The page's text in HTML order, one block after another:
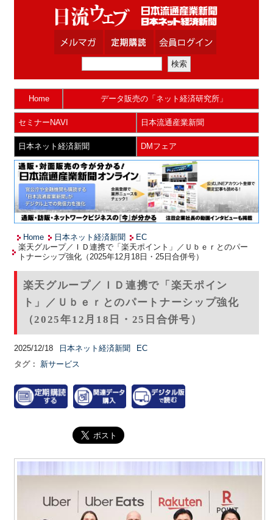
Home データ販売の「ネット経済研究所」
セミナーNAVI 日本流通産業新聞
日本ネット経済新聞 DMフェア
Home 日本ネット経済新聞
EC
楽天グループ／ＩＤ連携で「楽天ポイント」／Ｕｂｅｒとのパー
トナーシップ強化（2025年12月18日・25日合併号）
楽天グループ／ＩＤ連携で「楽天ポイン
ト」／Ｕｂｅｒとのパートナーシップ強化
（2025年12月18日・25日合併号）
2025/12/18 日本ネット経済新聞
EC
タグ：
新サービス